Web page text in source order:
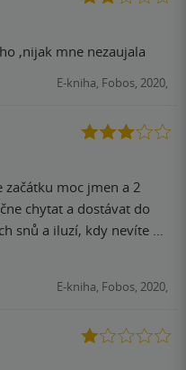
,nijak mne nezaujala
E-kniha, Fobos, 2020,
začátku moc jmen a 2
chytat a dostávat do
snů a iluzí, kdy nevíte co
knihu zahodit narůstá.
a různých
Jediné co mě udrželo
všechny ty nesmysly
opravdu dostala zabrat
E-kniha, Fobos, 2020,